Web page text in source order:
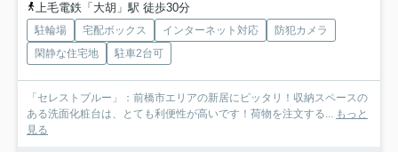
上毛電鉄「大胡」駅 徒歩30分
駐輪場 宅配ボックス インターネット対応
防犯カメラ
閑静な住宅地
駐車2台可
「セレストブルー」：前橋市エリアの新居にピッタリ！収納スペースの
ある洗面化粧台は、とても利便性が高いです！荷物を注文する... もっと
見る